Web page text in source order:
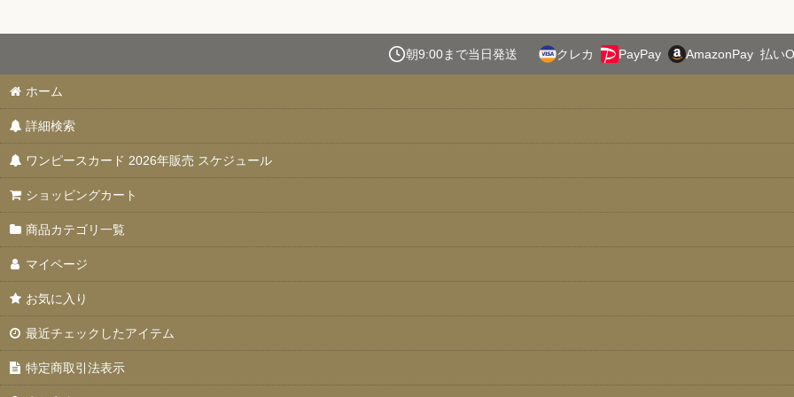
朝9:00まで当日発送 クレカ PayPay AmazonPay 払い
ホーム
詳細検索
ワンピースカード 2026年販売 スケジュール
ショッピングカート
商品カテゴリ一覧
マイページ
お気に入り
最近チェックしたアイテム
特定商取引法表示